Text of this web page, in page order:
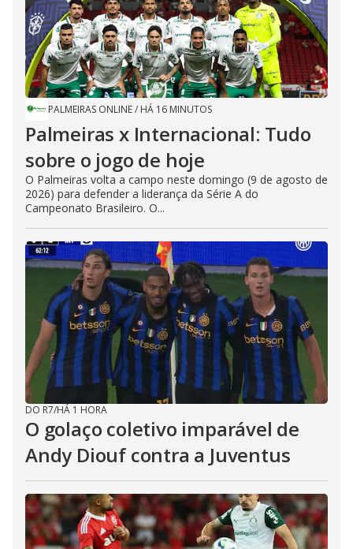
PALMEIRAS ONLINE/ HÁ 16 MINUTOS
Palmeiras x Internacional: Tudo
sobre o jogo de hoje
O Palmeiras volta a campo neste domingo (9 de agosto de
2026) para defender a liderança da Série A do
Campeonato Brasileiro. O...
DO R7/HÁ 1 HORA
O golaço coletivo imparável de
Andy Diouf contra a Juventus